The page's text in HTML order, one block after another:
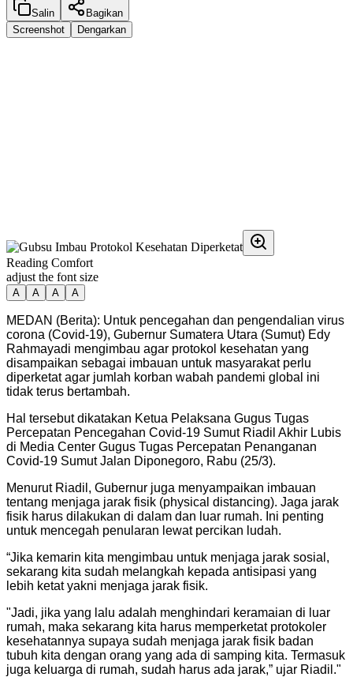
Salin
Bagikan
Screenshot
Dengarkan
Reading Comfort
adjust the font size
A A A A
MEDAN (Berita): Untuk pencegahan dan pengendalian virus
corona (Covid-19), Gubernur Sumatera Utara (Sumut) Edy
Rahmayadi mengimbau agar protokol kesehatan yang
disampaikan sebagai imbauan untuk masyarakat perlu
diperketat agar jumlah korban wabah pandemi global ini
tidak terus bertambah.
Hal tersebut dikatakan Ketua Pelaksana Gugus Tugas
Percepatan Pencegahan Covid-19 Sumut Riadil Akhir Lubis
di Media Center Gugus Tugas Percepatan Penanganan
Covid-19 Sumut Jalan Diponegoro, Rabu (25/3).
Menurut Riadil, Gubernur juga menyampaikan imbauan
tentang menjaga jarak fisik (physical distancing). Jaga jarak
fisik harus dilakukan di dalam dan luar rumah. Ini penting
untuk mencegah penularan lewat percikan ludah.
“Jika kemarin kita mengimbau untuk menjaga jarak sosial,
sekarang kita sudah melangkah kepada antisipasi yang
lebih ketat yakni menjaga jarak fisik.
"Jadi, jika yang lalu adalah menghindari keramaian di luar
rumah, maka sekarang kita harus memperketat protokoler
kesehatannya supaya sudah menjaga jarak fisik badan
tubuh kita dengan orang yang ada di samping kita. Termasuk
juga keluarga di rumah, sudah harus ada jarak,” ujar Riadil."